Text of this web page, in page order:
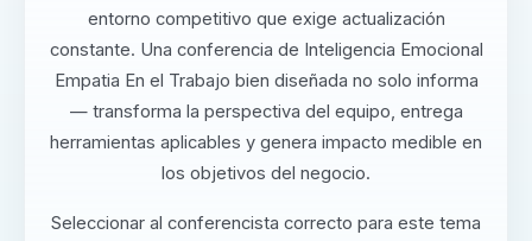
entorno competitivo que exige actualización
constante. Una conferencia de Inteligencia Emocional
Empatia En el Trabajo bien diseñada no solo informa
— transforma la perspectiva del equipo, entrega
herramientas aplicables y genera impacto medible en
los objetivos del negocio.
Seleccionar al conferencista correcto para este tema